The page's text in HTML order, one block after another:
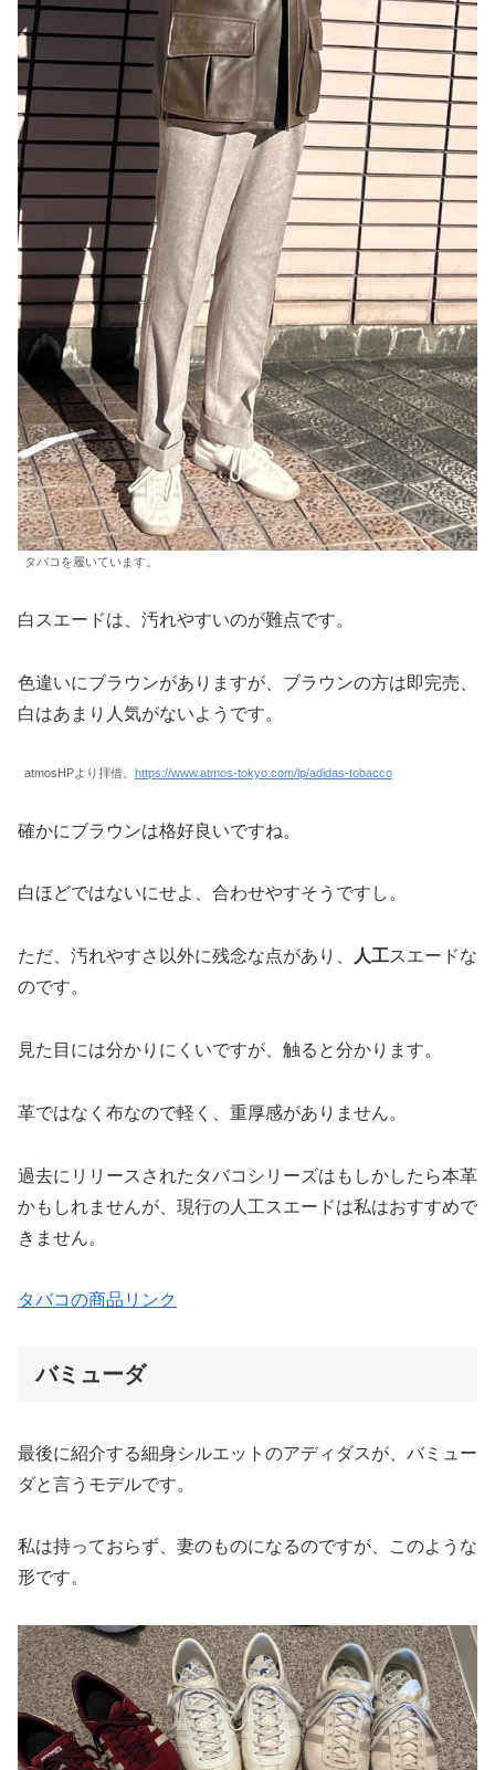
タバコを履いています。
白スエードは、汚れやすいのが難点です。
色違いにブラウンがありますが、ブラウンの方は即完売、
白はあまり人気がないようです。
atmosHPより拝借。 https://www.atmos-tokyo.com/lp/adidas-tobacco
確かにブラウンは格好良いですね。
白ほどではないにせよ、合わせやすそうですし。
ただ、汚れやすさ以外に残念な点があり、 人工スエードな
のです。
見た目には分かりにくいですが、触ると分かります。
革ではなく布なので軽く、重厚感がありません。
過去にリリースされたタバコシリーズはもしかしたら本革
かもしれませんが、現行の人工スエードは私はおすすめで
きません。
タバコの商品リンク
バミューダ
最後に紹介する細身シルエットのアディダスが、バミュー
ダと言うモデルです。
私は持っておらず、妻のものになるのですが、このような
形です。